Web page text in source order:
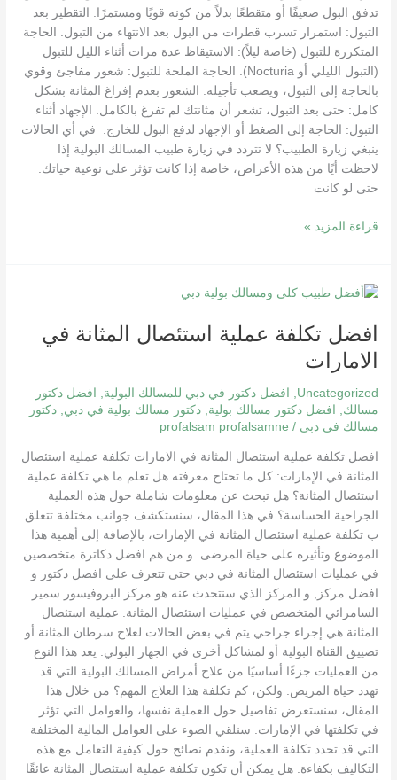
تدفق البول ضعيفًا أو متقطعًا بدلاً من كونه قويًا ومستمرًا. التقطير بعد
التبول: استمرار تسرب قطرات من البول بعد الانتهاء من التبول. الحاجة
المتكررة للتبول (خاصة ليلاً): الاستيقاظ عدة مرات أثناء الليل للتبول
(التبول الليلي أو Nocturia). الحاجة الملحة للتبول: شعور مفاجئ وقوي
بالحاجة إلى التبول، ويصعب تأجيله. الشعور بعدم إفراغ المثانة بشكل
كامل: حتى بعد التبول، تشعر أن مثانتك لم تفرغ بالكامل. الإجهاد أثناء
التبول: الحاجة إلى الضغط أو الإجهاد لدفع البول للخارج. في أي الحالات
ينبغي زيارة الطبيب؟ لا تتردد في زيارة طبيب المسالك البولية إذا
لاحظت أيًا من هذه الأعراض، خاصة إذا كانت تؤثر على نوعية حياتك.
حتى لو كانت
قراءة المزيد »
افضل تكلفة عملية استئصال المثانة في
الامارات
Uncategorized افضل دكتور في دبي للمسالك البولية
افضل دكتور
مسالك
افضل دكتور مسالك بولية ,دكتور مسالك بولية في دبي ,دكتور
مسالك في دبي /
profalsam profalsamne
افضل تكلفة عملية استئصال المثانة في الامارات تكلفة عملية استئصال
المثانة في الإمارات: كل ما تحتاج معرفته هل تعلم ما هي تكلفة عملية
استئصال المثانة؟ هل تبحث عن معلومات شاملة حول هذه العملية
الجراحية الحساسة؟ في هذا المقال، سنستكشف جوانب مختلفة تتعلق
ب تكلفة عملية استئصال المثانة في الإمارات، بالإضافة إلى أهمية هذا
الموضوع وتأثيره على حياة المرضى. و من هم افضل دكاترة متخصصين
في عمليات استئصال المثانة في دبي حتى تتعرف على افضل دكتور و
افضل مركز, و المركز الذي سنتحدث عنه هو مركز البروفيسور سمير
السامرائي المتخصص في عمليات استئصال المثانة. عملية استئصال
المثانة هي إجراء جراحي يتم في بعض الحالات لعلاج سرطان المثانة أو
تضييق القناة البولية أو لمشاكل أخرى في الجهاز البولي. يعد هذا النوع
من العمليات جزءًا أساسيًا من علاج أمراض المسالك البولية التي قد
تهدد حياة المريض. ولكن، كم تكلفة هذا العلاج المهم؟ من خلال هذا
المقال، سنستعرض تفاصيل حول العملية نفسها، والعوامل التي تؤثر
في تكلفتها في الإمارات. سنلقي الضوء على العوامل المالية المختلفة
التي قد تحدد تكلفة العملية، ونقدم نصائح حول كيفية التعامل مع هذه
التكاليف بكفاءة. هل يمكن أن تكون تكلفة عملية استئصال المثانة عائقًا
افضل
عملية
استئصال
المثانة
في
الامارات